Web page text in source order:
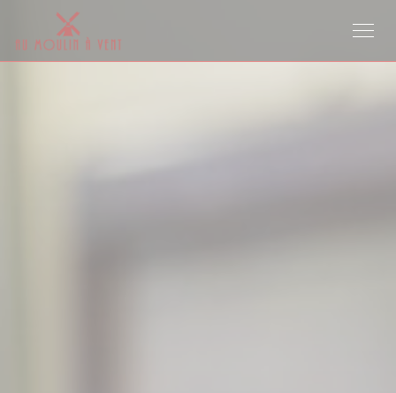
Cookies beheer paneel